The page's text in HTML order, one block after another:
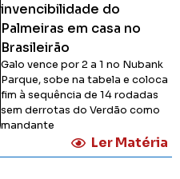
invencibilidade do
Palmeiras em casa no
Brasileirão
Galo vence por 2 a 1 no Nubank
Parque, sobe na tabela e coloca
fim à sequência de 14 rodadas
sem derrotas do Verdão como
mandante
Ler Matéria